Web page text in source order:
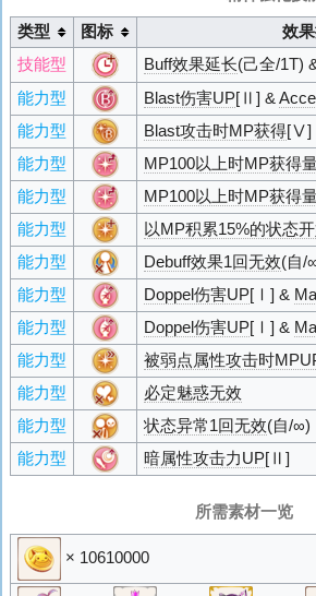
类型 图标
效
技能型
Buff效果延长(己全/1T)
能力型
Blast伤害UP[Ⅱ] &
能力型
Blast攻击时MP获得[Ⅴ]
能力型
MP100以上时MP获得
能力型
MP100以上时MP获得
能力型
以MP积累15%的状态
能力型
Debuff效果1回无效(自/
能力型
Doppel伤害UP[Ⅰ] &
能力型
Doppel伤害UP[Ⅰ] &
能力型
被弱点属性攻击时
能力型
必定魅惑无效
能力型
状态异常1回无效(自/∞)
能力型
暗属性攻击力UP[Ⅱ]
所需素材一览
× 10610000